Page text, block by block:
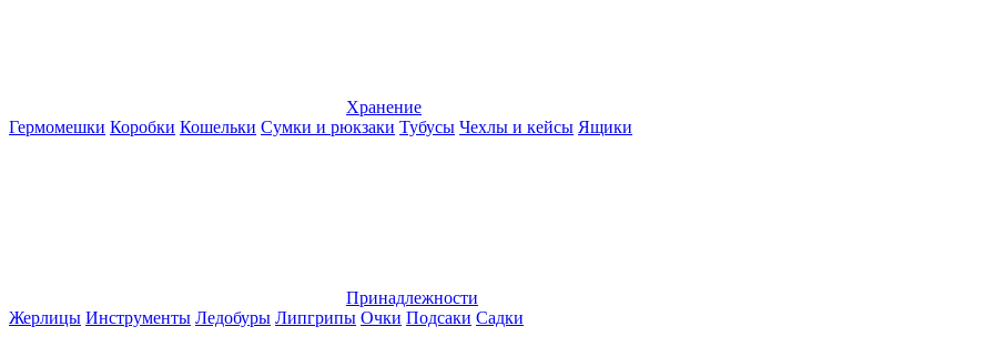
Хранение
Гермомешки Коробки Кошельки Сумки и рюкзаки Тубусы Чехлы и кейсы Ящики
Принадлежности
Жерлицы Инструменты Ледобуры Липгрипы Очки Подсаки Садки